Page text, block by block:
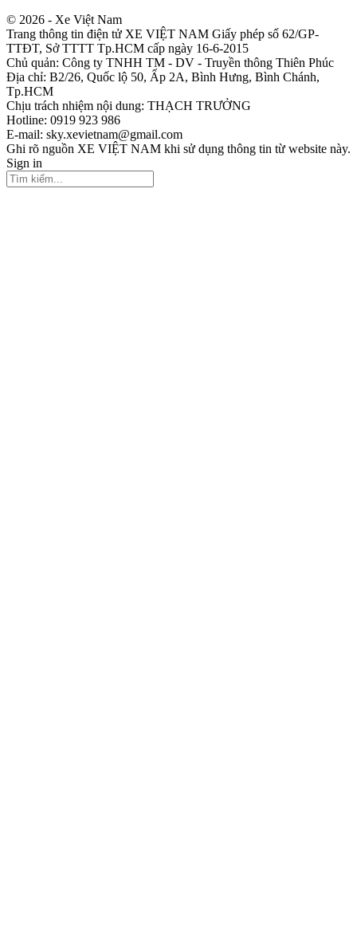
© 2026 - Xe Việt Nam
Trang thông tin điện tử XE VIỆT NAM Giấy phép số 62/GP-
TTĐT, Sở TTTT Tp.HCM cấp ngày 16-6-2015
Chủ quản: Công ty TNHH TM - DV - Truyền thông Thiên Phúc
Địa chỉ: B2/26, Quốc lộ 50, Ấp 2A, Bình Hưng, Bình Chánh,
Tp.HCM
Chịu trách nhiệm nội dung: THẠCH TRƯỞNG
Hotline: 0919 923 986
E-mail: sky.xevietnam@gmail.com
Ghi rõ nguồn XE VIỆT NAM khi sử dụng thông tin từ website này.
Sign in